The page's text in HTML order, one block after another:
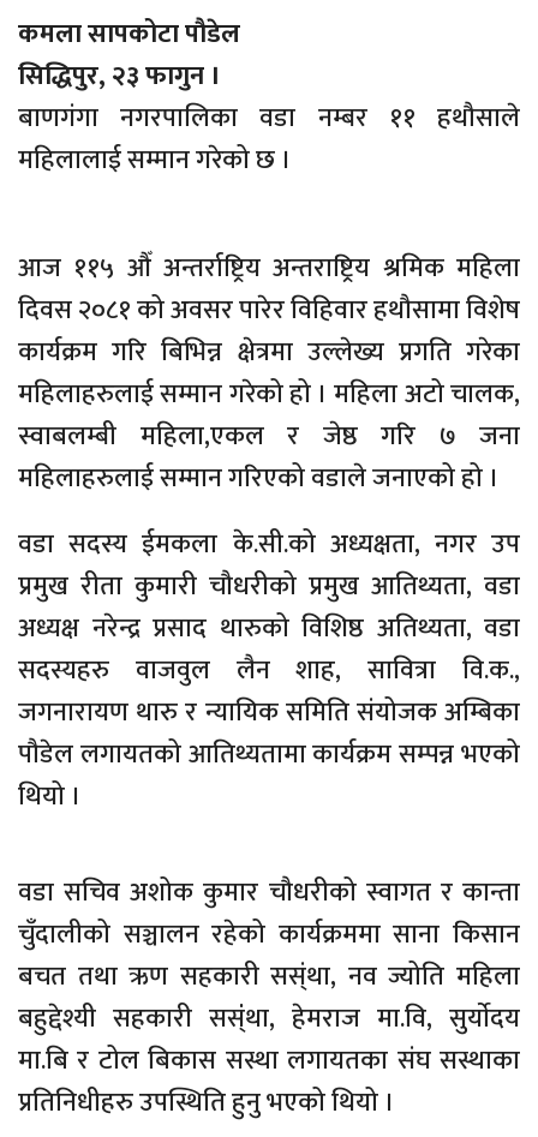
कमला सापकोटा पौडेल
सिद्धिपुर, २३ फागुन ।
बाणगंगा नगरपालिका वडा नम्बर ११ हथौसाले
महिलालाई सम्मान गरेको छ ।
आज ११५ औँ अन्तर्राष्ट्रिय अन्तराष्ट्रिय श्रमिक महिला
दिवस २०८१ को अवसर पारेर विहिवार हथौसामा विशेष
कार्यक्रम गरि बिभिन्न क्षेत्रमा उल्लेख्य प्रगति गरेका
महिलाहरुलाई सम्मान गरेको हो । महिला अटो चालक,
स्वाबलम्बी महिला,एकल र जेष्ठ गरि ७ जना
महिलाहरुलाई सम्मान गरिएको वडाले जनाएको हो ।
वडा सदस्य ईमकला के.सी.को अध्यक्षता, नगर उप
प्रमुख रीता कुमारी चौधरीको प्रमुख आतिथ्यता, वडा
अध्यक्ष नरेन्द्र प्रसाद थारुको विशिष्ठ अतिथ्यता, वडा
सदस्यहरु वाजवुल लैन शाह, सावित्रा वि.क.,
जगनारायण थारु र न्यायिक समिति संयोजक अम्बिका
पौडेल लगायतको आतिथ्यतामा कार्यक्रम सम्पन्न भएको
थियो ।
वडा सचिव अशोक कुमार चौधरीको स्वागत र कान्ता
चुँदालीको सञ्चालन रहेको कार्यक्रममा साना किसान
बचत तथा ऋण सहकारी सस्ंथा, नव ज्योति महिला
बहुद्देश्यी सहकारी सस्ंंथा, हेमराज मा.वि, सुर्याेदय
मा.बि र टोल बिकास सस्था लगायतका संघ सस्थाका
प्रतिनिधीहरु उपस्थिति हुनु भएको थियो ।